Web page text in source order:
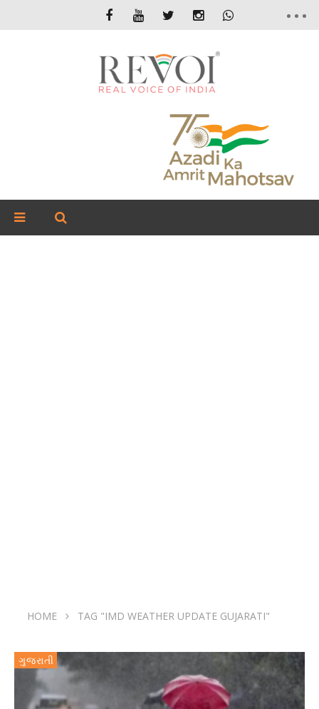
HOME TAG "IMD WEATHER UPDATE GUJARATI"
ગુજરાતી